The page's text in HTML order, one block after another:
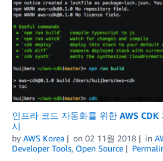
인프라 코드 자동화를 위한 AWS
시
by AWS Korea on 02 11월 2018 in
Developer Tools, Open Source